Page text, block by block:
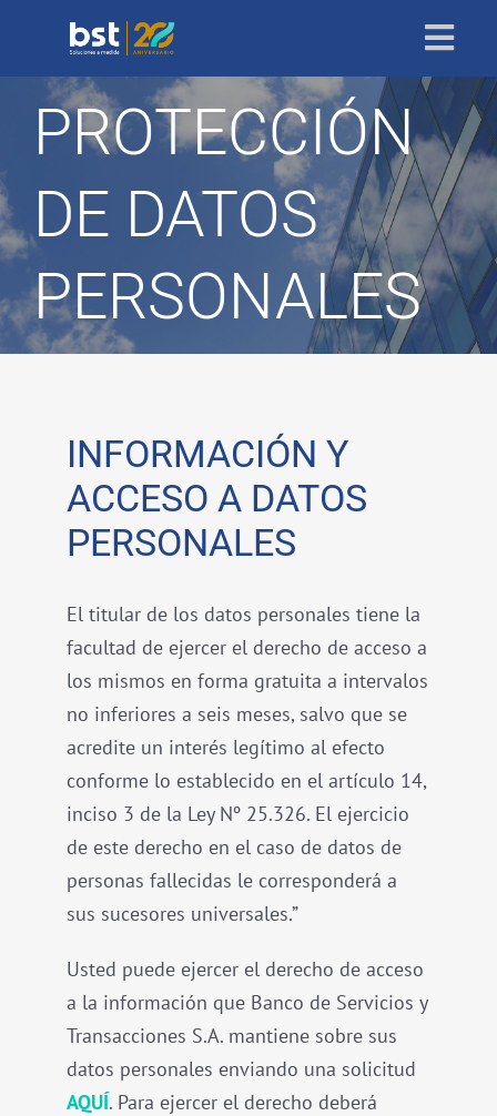
content
SOLUCIONES
QUIÉNES SOMOS
20 AÑOS
PROTECCIÓN
DE DATOS
PERSONALES
​​​​INFORMACIÓN Y
ACCESO A DATOS
PERSONALES
El titular de los datos personales tiene la
facultad de ejercer el derecho de acceso a
los mismos en forma gratuita a intervalos
no inferiores a seis meses, salvo que se
acredite un interés legítimo al efecto
conforme lo establecido en el artículo 14,
inciso 3 de la Ley Nº 25.326. El ejercicio
de este derecho en el caso de datos de
personas fallecidas le corresponderá a
sus sucesores universales.”
Usted puede ejercer el derecho de acceso
a la información que Banco de Servicios y
Transacciones S.A. mantiene sobre sus
datos personales enviando una solicitud
AQUÍ. Para ejercer el derecho deberá